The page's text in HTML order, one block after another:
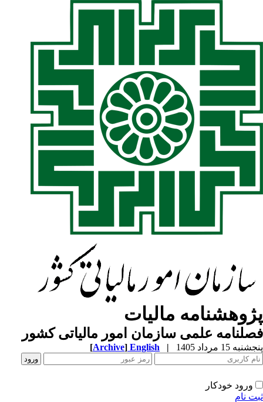
مالیات
علمی سازمان امور مالیاتی کشور
15 مرداد 1405 |
English
[Archive]
ورود خودکار
نام